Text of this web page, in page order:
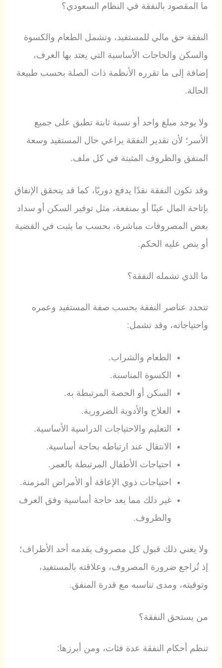
ما المقصود بالنفقة في النظام السعودي؟
النفقة حق مالي للمستفيد، وتشمل الطعام والكسوة
والسكن والحاجات الأساسية التي يعتد بها العرف،
إضافة إلى ما تقرره الأنظمة ذات الصلة بحسب طبيعة
الحالة.
ولا يوجد مبلغ واحد أو نسبة ثابتة تطبق على جميع
الأسر؛ لأن تقدير النفقة يراعي حال المستفيد وسعة
المنفق والظروف المثبتة في كل ملف.
وقد تكون النفقة نقدًا يدفع دوريًا، كما قد يتحقق الإنفاق
بإتاحة المال عينًا أو بمنفعة، مثل توفير السكن أو سداد
بعض المصروفات مباشرة، بحسب ما يثبت في القضية
أو ينص عليه الحكم.
ما الذي تشمله النفقة؟
تتحدد عناصر النفقة بحسب صفة المستفيد وعمره
واحتياجاته، وقد تشمل:
الطعام والشراب.
الكسوة المناسبة.
السكن أو الحصة المرتبطة به.
العلاج والأدوية الضرورية.
التعليم والاحتياجات الدراسية الأساسية.
الانتقال عند ارتباطه بحاجة أساسية.
احتياجات الأطفال المرتبطة بالعمر.
احتياجات ذوي الإعاقة أو الأمراض المزمنة.
غير ذلك مما يعد حاجة أساسية وفق العرف
والظروف.
ولا يعني ذلك قبول كل مصروف يقدمه أحد الأطراف؛
إذ تُراجع ضرورة المصروف، وعلاقته بالمستفيد،
وتوقيته، ومدى تناسبه مع قدرة المنفق.
من يستحق النفقة؟
تنظم أحكام النفقة عدة فئات، ومن أبرزها: